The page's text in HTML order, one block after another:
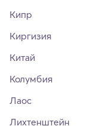
Кипр
Киргизия
Китай
Колумбия
Лаос
Лихтенштейн